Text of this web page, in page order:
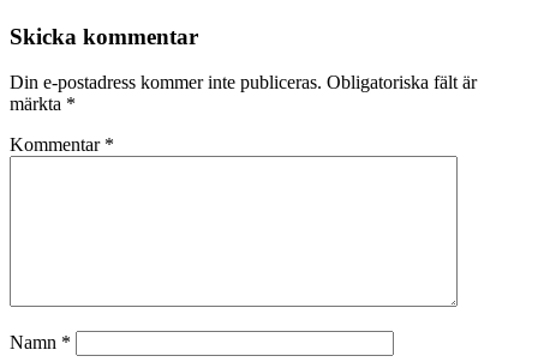
Skicka kommentar
Din e-postadress kommer inte publiceras. Obligatoriska fält är
märkta *
Kommentar *
Namn *